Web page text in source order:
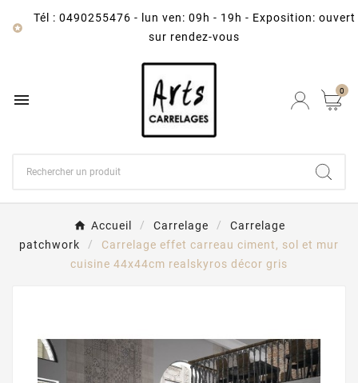

Tél : 0490255476 -
lun ven: 09h - 19h - Exposition: ouvert
sur rendez-vous
 0
Accueil Carrelage
Carrelage
patchwork
Carrelage effet carreau ciment, sol et mur
cuisine 44x44cm realskyros décor gris